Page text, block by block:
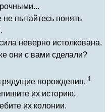
пытайтесь понять
неверно истолкована.
они с вами сделали?
порождения, 1
их историю,
их колонии.